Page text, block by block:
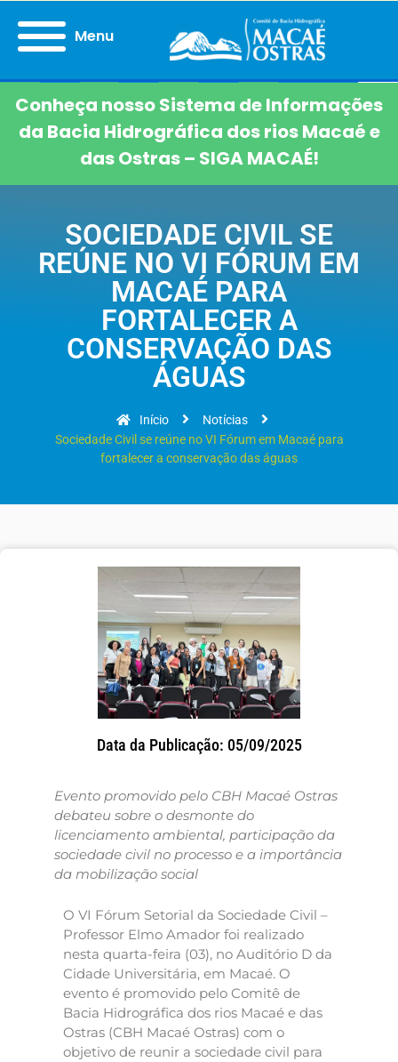
Menu
Conheça nosso Sistema de Informações
da Bacia Hidrográfica dos rios Macaé e
das Ostras – SIGA MACAÉ!
SOCIEDADE CIVIL SE
REÚNE NO VI FÓRUM EM
MACAÉ PARA
FORTALECER A
CONSERVAÇÃO DAS
ÁGUAS
Início
Notícias
Sociedade Civil se reúne no VI Fórum em Macaé para
fortalecer a conservação das águas
Data da Publicação: 05/09/2025
Evento promovido pelo CBH Macaé Ostras
debateu sobre o desmonte do
licenciamento ambiental, participação da
sociedade civil no processo e a importância
da mobilização social
O VI Fórum Setorial da Sociedade Civil –
Professor Elmo Amador foi realizado
nesta quarta-feira (03), no Auditório D da
Cidade Universitária, em Macaé. O
evento é promovido pelo Comitê de
Bacia Hidrográfica dos rios Macaé e das
Ostras (CBH Macaé Ostras) com o
objetivo de reunir a sociedade civil para